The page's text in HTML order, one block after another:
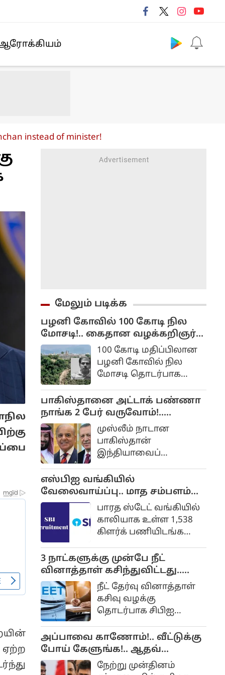
instead of minister!
மேலும் படிக்க
பழனி கோவில் 100 கோடி நில
மோசடி!.. கைதான வழக்கறிஞர்
சிறையில் உயிரிழப்பு!..
100 கோடி மதிப்பிலான
பழனி கோவில் நில
மோசடி தொடர்பாக
சிறையில்
அடைக்கப்பட்டிருந்த
வழக்கறிஞர் உயிரிழந்த
சம்பவம் பரபரப்பை
ஏற்படுத்தியிருக்கிறது.
பாகிஸ்தானை அட்டாக் பண்ணா
நாங்க 2 பேர் வருவோம்!..
துருக்கி, சவூதி அரேபியா
அறிவிப்பு...
முஸ்லீம் நாடான
பாகிஸ்தான்
இந்தியாவைப்
பயங்கரவாத நாடாகவே
பார்க்கப்படுகிறது.
எஸ்பிஐ வங்கியில்
வேலைவாய்ப்பு.. மாத சம்பளம்
ரூ.64,480 வரை...
விண்ணப்பிப்பது எப்படி? முழு
விவரம்..
பாரத ஸ்டேட் வங்கியில்
காலியாக உள்ள 1,538
கிளர்க் பணியிடங்களை
அறிவிப்பு
வெளியிடப்பட்டுள்ளது.
தகுதியும் விருப்பமும்
உள்ள
விண்ணப்பதாரர்கள்
அதிகாரப்பூர்வ
இணையதளமான
sbi.bank.in மூலம்
ஆன்லைனில்
விண்ணப்பிக்கலாம்.
3 நாட்களுக்கு முன்பே நீட்
வினாத்தாள் கசிந்துவிட்டது..
சிபிஐ விசாரணையில்
திடுக்கிடும் தகவல்...
நீட் தேர்வு வினாத்தாள்
கசிவு வழக்கு
தொடர்பாக சிபிஐ
குற்றப்பத்திரிகையில்
பல திடுக்கிடும்
தகவல்கள்
வெளியாகியுள்ளன.
அப்பாவை காணோம்!.. வீட்டுக்கு
போய் கேளுங்க!.. ஆதவ்
அர்ஜுனா - உதயநிதி
நேற்று முன்தினம்